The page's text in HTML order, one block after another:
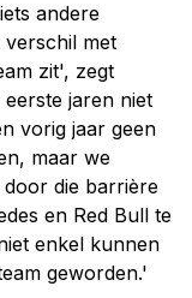
andere
verschil met
zit', zegt
jaren niet
vorig jaar geen
maar we
door die barrière
en Red Bull te
enkel kunnen
geworden.'